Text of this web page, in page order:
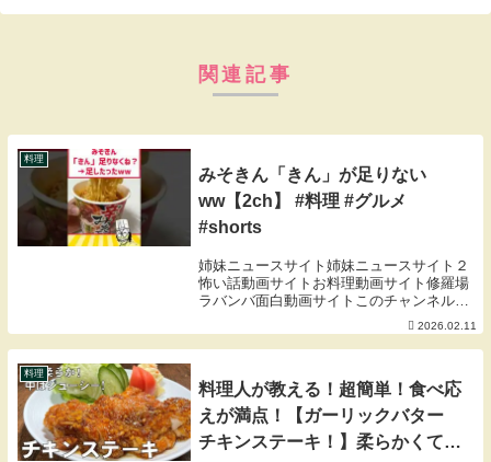
関連記事
料理
みそきん「きん」が足りない
ww【2ch】 #料理 #グルメ
#shorts
姉妹ニュースサイト姉妹ニュースサイト２
怖い話動画サイトお料理動画サイト修羅場
ラバンバ面白動画サイトこのチャンネルで
はワイの人生を2ch風に投稿していきま
す。よって、これらのテキストはすべて創
作ですので勘違いされないようにお願いし
2026.02.11
料理
料理人が教える！超簡単！食べ応
えが満点！【ガーリックバター
チキンステーキ！】柔らかくて！